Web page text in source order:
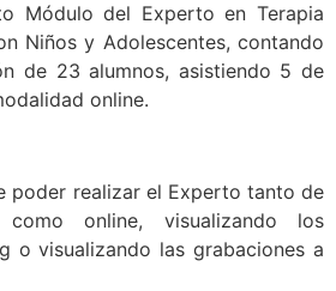
Módulo del Experto en Terapia
Niños y Adolescentes, contando
de 23 alumnos, asistiendo 5 de
online.
poder realizar el Experto tanto de
como online, visualizando los
o visualizando las grabaciones a